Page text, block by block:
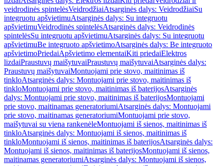
veidrodinės spintelėsVeidrodžiaiAtsarginės dalys: VeidrodžiaiSu
integruotu apšvietimuAtsarginės dalys: Su integruotu
apšvietimuVeidrodinės spintelėsAtsarginės dalys: Veidrodinės
spintelėsSu integruotu apšvietimuAtsarginės dalys: Su integruotu
apšvietimuBe integruoto apšvietimoAtsarginės dalys: Be integruoto
apšvietimoPriedaiApšvietimo elementaiKiti priedaiElektros
lizdaiPraustuvų maišytuvaiPraustuvų maišytuvaiAtsarginės dalys:
Praustuvų maišytuvaiMontuojami prie stovo, maitinimas iš
tinkloAtsarginės dalys: Montuojami prie stovo, maitinimas iš
tinkloMontuojami prie stovo, maitinimas iš baterijosAtsarginės
dalys: Montuojami prie stovo, maitinimas iš baterijosMontuojami
prie stovo, maitinamas generatoriumiAtsarginės dalys: Montuojami
prie stovo, maitinamas generatoriumiMontuojami prie stovo,
maišytuvai su viena rankenėleMontuojami iš sienos, maitinimas iš
tinkloAtsarginės dalys: Montuojami iš sienos, maitinimas iš
tinkloMontuojami iš sienos, maitinimas iš baterijosAtsarginės dalys:
Montuojami iš sienos, maitinimas iš baterijosMontuojami iš sienos,
maitinamas generatoriumiAtsarginės dalys: Montuojami iš sienos,